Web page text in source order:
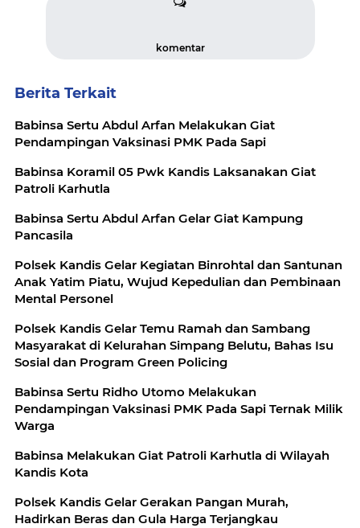
komentar
Berita Terkait
Babinsa Sertu Abdul Arfan Melakukan Giat
Pendampingan Vaksinasi PMK Pada Sapi
Babinsa Koramil 05 Pwk Kandis Laksanakan Giat
Patroli Karhutla
Babinsa Sertu Abdul Arfan Gelar Giat Kampung
Pancasila
Polsek Kandis Gelar Kegiatan Binrohtal dan Santunan
Anak Yatim Piatu, Wujud Kepedulian dan Pembinaan
Mental Personel
Polsek Kandis Gelar Temu Ramah dan Sambang
Masyarakat di Kelurahan Simpang Belutu, Bahas Isu
Sosial dan Program Green Policing
Babinsa Sertu Ridho Utomo Melakukan
Pendampingan Vaksinasi PMK Pada Sapi Ternak Milik
Warga
Babinsa Melakukan Giat Patroli Karhutla di Wilayah
Kandis Kota
Polsek Kandis Gelar Gerakan Pangan Murah,
Hadirkan Beras dan Gula Harga Terjangkau